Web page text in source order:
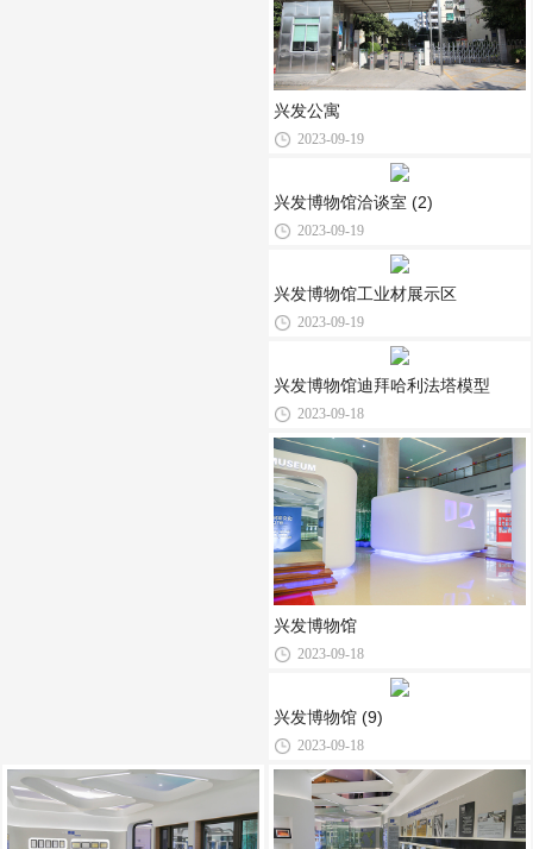
兴发公寓
2023-09-19
兴发博物馆洽谈室 (2)
2023-09-19
兴发博物馆工业材展示区
2023-09-19
兴发博物馆迪拜哈利法塔模型
2023-09-18
兴发博物馆
2023-09-18
兴发博物馆 (9)
2023-09-18